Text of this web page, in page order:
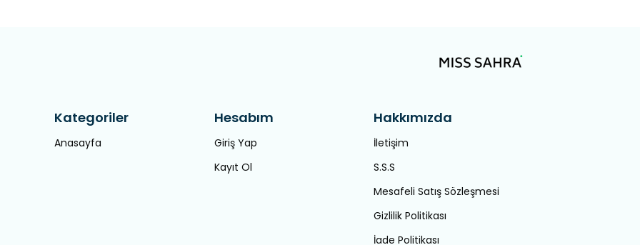
Kategoriler
Anasayfa
Hesabım
Giriş Yap
Kayıt Ol
Hakkımızda
İletişim
S.S.S
Mesafeli Satış Sözleşmesi
Gizlilik Politikası
İade Politikası